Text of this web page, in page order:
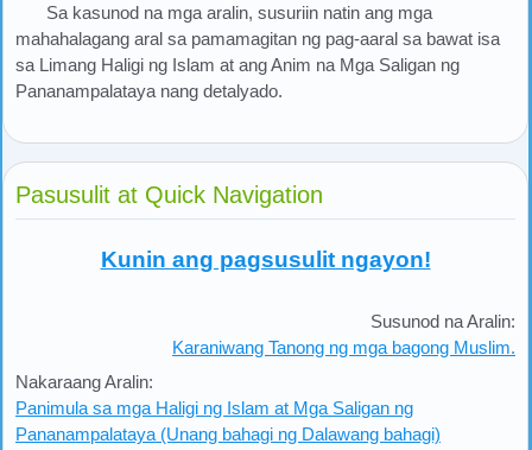
Sa kasunod na mga aralin, susuriin natin ang mga
mahahalagang aral sa pamamagitan ng pag-aaral sa bawat isa
sa Limang Haligi ng Islam at ang Anim na Mga Saligan ng
Pananampalataya nang detalyado.
Pasusulit at Quick Navigation
Kunin ang pagsusulit ngayon!
Nakaraang Aralin:
Panimula sa mga Haligi ng Islam at Mga Saligan ng
Pananampalataya (Unang bahagi ng Dalawang bahagi)
Susunod na Aralin:
Karaniwang Tanong ng mga bagong Muslim.